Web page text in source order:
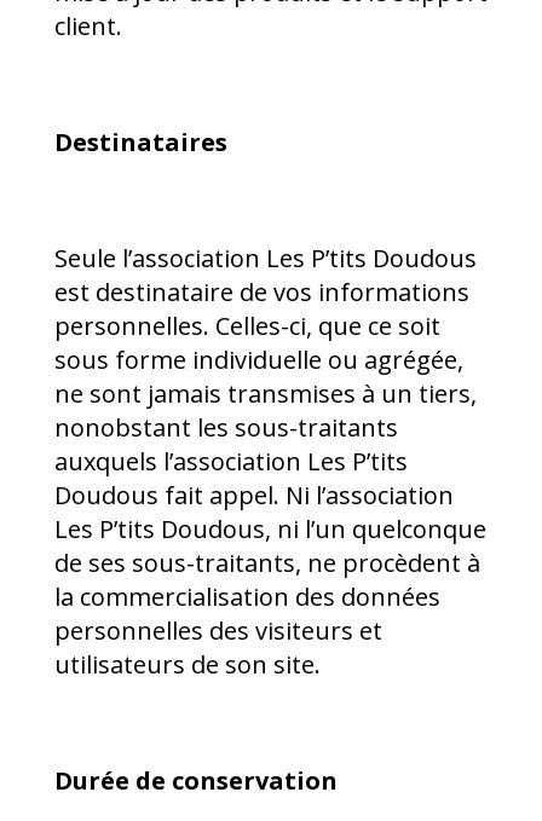
client.
Destinataires
Seule l’association Les P’tits Doudous
est destinataire de vos informations
personnelles. Celles-ci, que ce soit
sous forme individuelle ou agrégée,
ne sont jamais transmises à un tiers,
nonobstant les sous-traitants
auxquels l’association Les P’tits
Doudous fait appel. Ni l’association
Les P’tits Doudous, ni l’un quelconque
de ses sous-traitants, ne procèdent à
la commercialisation des données
personnelles des visiteurs et
utilisateurs de son site.
Durée de conservation